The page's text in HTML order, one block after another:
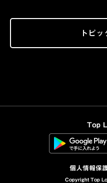
トピ
Top
個人情報保
Copyright Top